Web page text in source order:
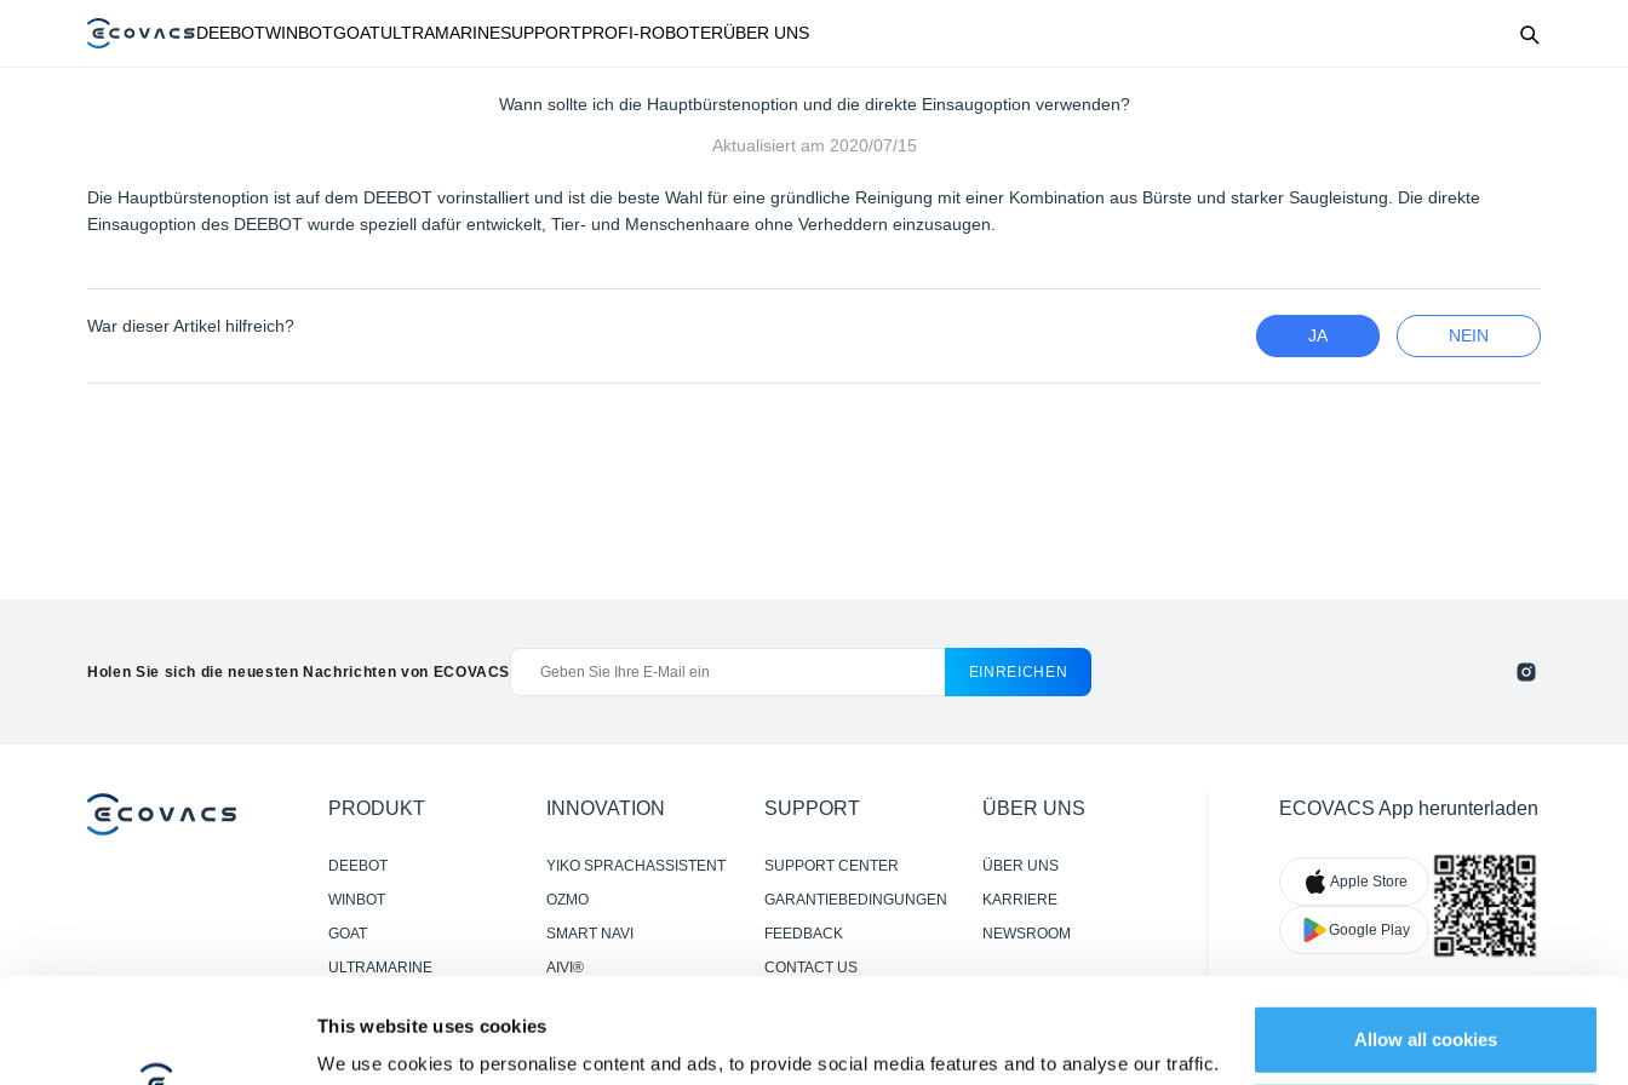
This website uses cookies
We use cookies to personalise content and ads, to provide social media features and to analyse our traffic.
Allow all cookies
DEEBOTWINBOTGOATULTRAMARINESUPPORTPROFI-ROBOTERÜBER UNS
Wann sollte ich die Hauptbürstenoption und die direkte Einsaugoption verwenden?
Aktualisiert am 2020/07/15
Die Hauptbürstenoption ist auf dem DEEBOT vorinstalliert und ist die beste Wahl für eine gründliche Reinigung mit einer Kombination aus Bürste und starker Saugleistung. Die direkte
Einsaugoption des DEEBOT wurde speziell dafür entwickelt, Tier- und Menschenhaare ohne Verheddern einzusaugen.
War dieser Artikel hilfreich?
JA NEIN
Holen Sie sich die neuesten Nachrichten von ECOVACS EINREICHEN
PRODUKT
DEEBOT
WINBOT
GOAT
ULTRAMARINE
PROFI-
BODENREINIGUNGSROBOTER
INNOVATION
YIKO SPRACHASSISTENT
OZMO
SMART NAVI
AIVI®
SUPPORT
SUPPORT CENTER
GARANTIEBEDINGUNGEN
FEEDBACK
CONTACT US
ÜBER UNS
ÜBER UNS
KARRIERE
NEWSROOM
ECOVACS App herunterladen
Apple Store
Google Play